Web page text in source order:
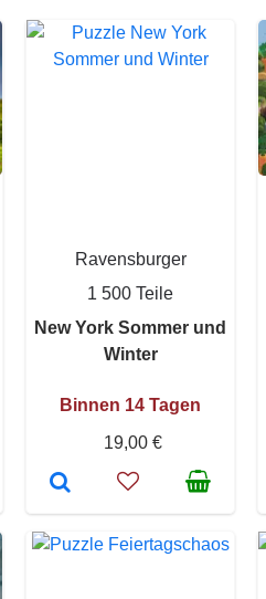
Ravensburger
1 500 Teile
New York Sommer und
Winter
Binnen 14 Tagen
19,00 €